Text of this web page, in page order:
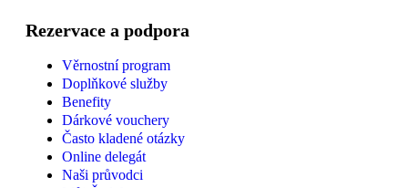
Rezervace a podpora
Věrnostní program
Doplňkové služby
Benefity
Dárkové vouchery
Často kladené otázky
Online delegát
Naši průvodci